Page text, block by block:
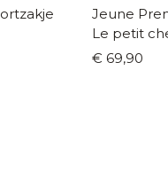
Jeune
Le petit
€ 69,90